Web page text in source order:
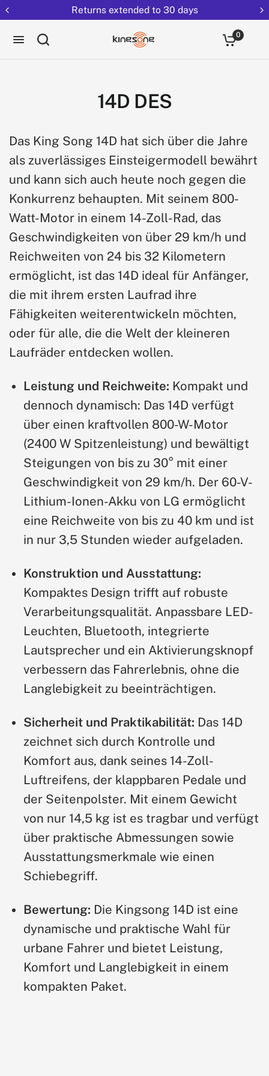
Returns extended to 30 days
0
14D DES
Das King Song 14D hat sich über die Jahre
als zuverlässiges Einsteigermodell bewährt
und kann sich auch heute noch gegen die
Konkurrenz behaupten. Mit seinem 800-
Watt-Motor in einem 14-Zoll-Rad, das
Geschwindigkeiten von über 29 km/h und
Reichweiten von 24 bis 32 Kilometern
ermöglicht, ist das 14D ideal für Anfänger,
die mit ihrem ersten Laufrad ihre
Fähigkeiten weiterentwickeln möchten,
oder für alle, die die Welt der kleineren
Laufräder entdecken wollen.
Leistung und Reichweite: Kompakt und
dennoch dynamisch: Das 14D verfügt
über einen kraftvollen 800-W-Motor
(2400 W Spitzenleistung) und bewältigt
Steigungen von bis zu 30° mit einer
Geschwindigkeit von 29 km/h. Der 60-V-
Lithium-Ionen-Akku von LG ermöglicht
eine Reichweite von bis zu 40 km und ist
in nur 3,5 Stunden wieder aufgeladen.
Konstruktion und Ausstattung:
Kompaktes Design trifft auf robuste
Verarbeitungsqualität. Anpassbare LED-
Leuchten, Bluetooth, integrierte
Lautsprecher und ein Aktivierungsknopf
verbessern das Fahrerlebnis, ohne die
Langlebigkeit zu beeinträchtigen.
Sicherheit und Praktikabilität: Das 14D
zeichnet sich durch Kontrolle und
Komfort aus, dank seines 14-Zoll-
Luftreifens, der klappbaren Pedale und
der Seitenpolster. Mit einem Gewicht
von nur 14,5 kg ist es tragbar und verfügt
über praktische Abmessungen sowie
Ausstattungsmerkmale wie einen
Schiebegriff.
Bewertung: Die Kingsong 14D ist eine
dynamische und praktische Wahl für
urbane Fahrer und bietet Leistung,
Komfort und Langlebigkeit in einem
kompakten Paket.